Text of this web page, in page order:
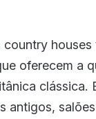
country
oferecem a
clássica.
antigos,